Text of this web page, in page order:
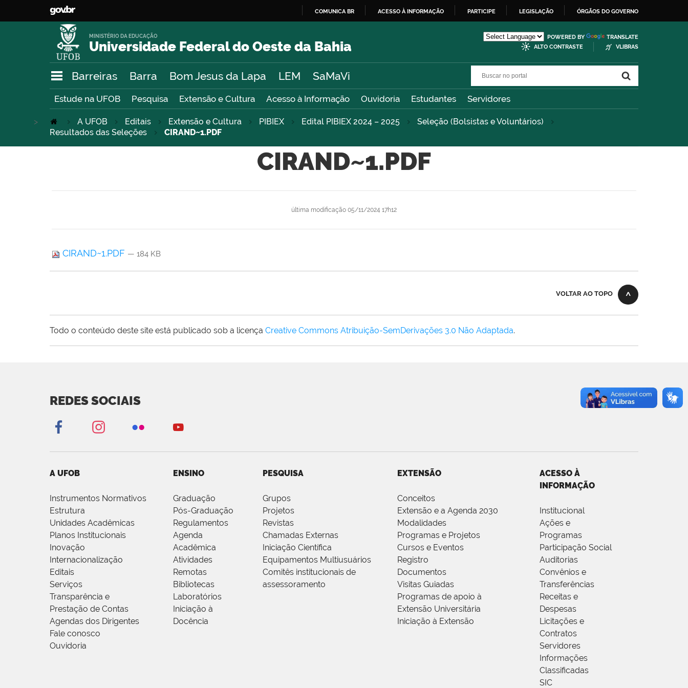
O
COMUNICA BR ACESSO À INFORMAÇÃO PARTICIPE LEGISLAÇÃO ÓRGÃOS DO GOVERNO
Universidade Federal do Oeste da Bahia
MINISTÉRIO DA EDUCAÇÃO POWERED BY
TRANSLATE
ALTO CONTRASTE
VLIBRAS
Barreiras Barra Bom Jesus da Lapa LEM SaMaVi
Estude na UFOB Pesquisa Extensão e Cultura Acesso à Informação Ouvidoria Estudantes Servidores
A UFOB Editais Extensão e Cultura PIBIEX Edital PIBIEX 2024 – 2025 Seleção (Bolsistas e Voluntários)
>
Resultados das Seleções
CIRAND~1.PDF
CIRAND~1.PDF
última modificação 05/11/2024 17h12
CIRAND~1.PDF — 184 KB
VOLTAR AO TOPO
Todo o conteúdo deste site está publicado sob a licença Creative Commons Atribuição-SemDerivações 3.0 Não Adaptada.
REDES SOCIAIS
A UFOB
Instrumentos Normativos
Estrutura
Unidades Acadêmicas
Planos Institucionais
Inovação
Internacionalização
Editais
Serviços
Transparência e
Prestação de Contas
Agendas dos Dirigentes
Fale conosco
Ouvidoria
ENSINO
Graduação
Pós-Graduação
Regulamentos
Agenda
Acadêmica
Atividades
Remotas
Bibliotecas
Laboratórios
Iniciação à
Docência
PESQUISA
Grupos
Projetos
Revistas
Chamadas Externas
Iniciação Científica
Equipamentos Multiusuários
Comitês institucionais de
assessoramento
EXTENSÃO
Conceitos
Extensão e a Agenda 2030
Modalidades
Programas e Projetos
Cursos e Eventos
Registro
Documentos
Visitas Guiadas
Programas de apoio à
Extensão Universitária
Iniciação à Extensão
ACESSO À
INFORMAÇÃO
Institucional
Ações e
Programas
Participação Social
Auditorias
Convênios e
Transferências
Receitas e
Despesas
Licitações e
Contratos
Servidores
Informações
Classificadas
SIC